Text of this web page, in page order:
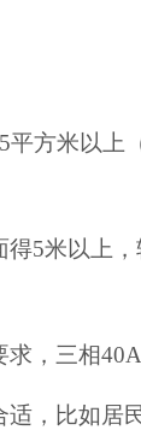
方米以上
5米以上，
，三相40A
，比如居民